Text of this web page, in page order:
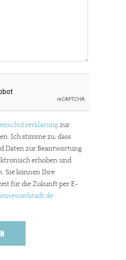
zur
Ich stimme zu, dass
Daten zur Beantwortung
erhoben und
Sie können Ihre
für die Zukunft per E-